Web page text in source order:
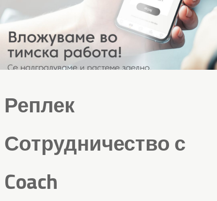
Реплек
Сотрудничество с
Coach